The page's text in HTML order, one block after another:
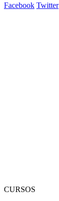
Facebook Twitter
CURSOS